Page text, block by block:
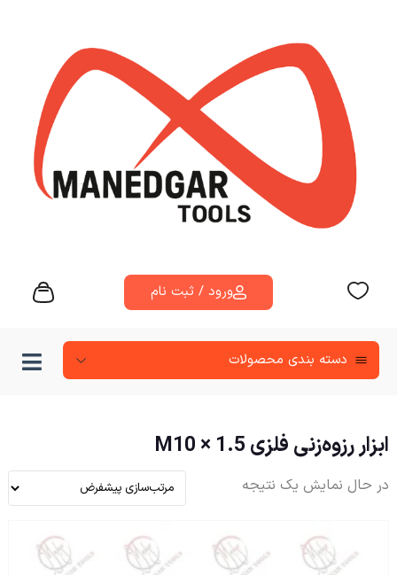
ورود / ثبت نام
دسته‌ بندی محصولات
ابزار رزوه‌زنی فلزی M10 × 1.5
در حال نمایش یک نتیجه